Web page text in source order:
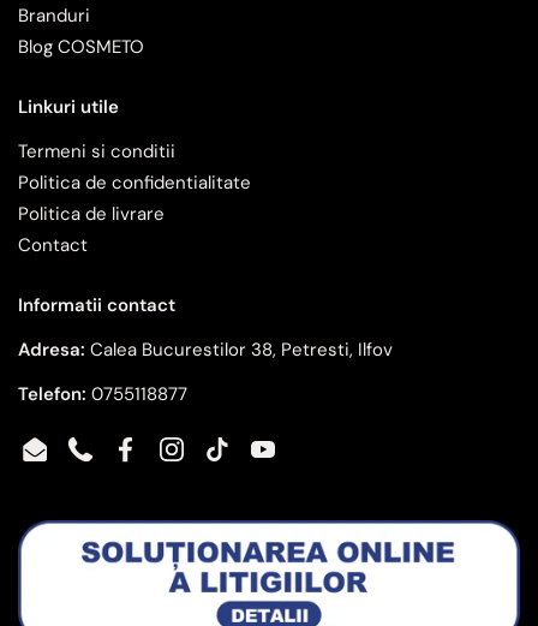
Branduri
Blog COSMETO
Linkuri utile
Termeni si conditii
Politica de confidentialitate
Politica de livrare
Contact
Informatii contact
Adresa: Calea Bucurestilor 38, Petresti, Ilfov
Telefon: 0755118877
EmailPhoneFacebookInstagram
TikTokYouTube